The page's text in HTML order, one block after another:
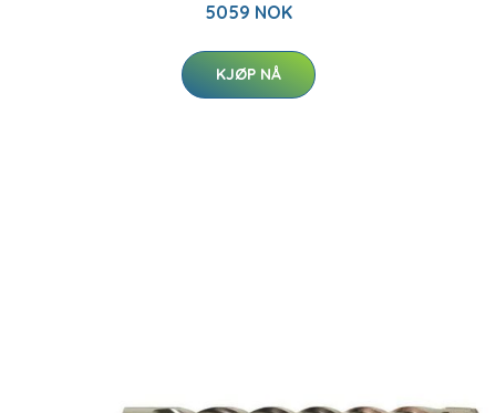
5059 NOK
KJØP NÅ